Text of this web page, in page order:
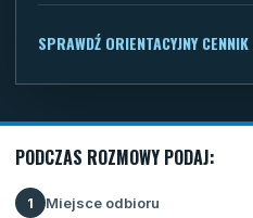
SPRAWDŹ ORIENTACYJNY CENNIK
PODCZAS ROZMOWY PODAJ:
1 Miejsce odbioru